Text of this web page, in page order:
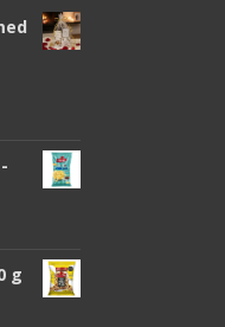
g